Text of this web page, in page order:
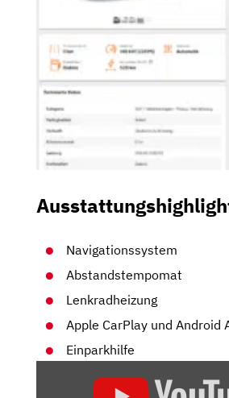
Navigationssystem
Abstandstempomat
Lenkradheizung
Apple CarPlay und Android
Einparkhilfe